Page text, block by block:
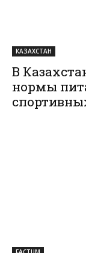
КАЗАХСТАН
В
нормы